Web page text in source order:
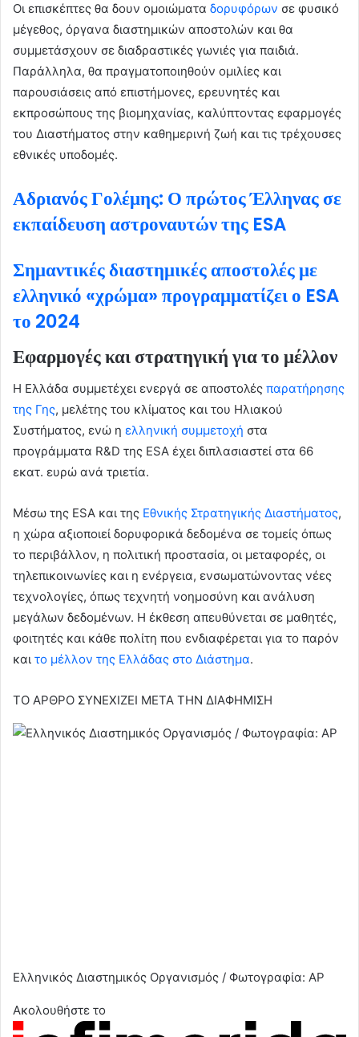
Οι επισκέπτες θα δουν ομοιώματα δορυφόρων σε φυσικό
μέγεθος, όργανα διαστημικών αποστολών και θα
συμμετάσχουν σε διαδραστικές γωνιές για παιδιά.
Παράλληλα, θα πραγματοποιηθούν ομιλίες και
παρουσιάσεις από επιστήμονες, ερευνητές και
εκπροσώπους της βιομηχανίας, καλύπτοντας εφαρμογές
του Διαστήματος στην καθημερινή ζωή και τις τρέχουσες
εθνικές υποδομές.
Αδριανός Γολέμης: Ο πρώτος Έλληνας σε
εκπαίδευση αστροναυτών της ESA
Σημαντικές διαστημικές αποστολές με
ελληνικό «χρώμα» προγραμματίζει ο ESA
το 2024
Εφαρμογές και στρατηγική για το μέλλον
Η Ελλάδα συμμετέχει ενεργά σε αποστολές παρατήρησης
της Γης, μελέτης του κλίματος και του Ηλιακού
Συστήματος, ενώ η ελληνική συμμετοχή στα
προγράμματα R&D της ESA έχει διπλασιαστεί στα 66
εκατ. ευρώ ανά τριετία.
Μέσω της ESA και της Εθνικής Στρατηγικής Διαστήματος,
η χώρα αξιοποιεί δορυφορικά δεδομένα σε τομείς όπως
το περιβάλλον, η πολιτική προστασία, οι μεταφορές, οι
τηλεπικοινωνίες και η ενέργεια, ενσωματώνοντας νέες
τεχνολογίες, όπως τεχνητή νοημοσύνη και ανάλυση
μεγάλων δεδομένων. Η έκθεση απευθύνεται σε μαθητές,
φοιτητές και κάθε πολίτη που ενδιαφέρεται για το παρόν
και το μέλλον της Ελλάδας στο Διάστημα.
ΤΟ ΑΡΘΡΟ ΣΥΝΕΧΙΖΕΙ ΜΕΤΑ ΤΗΝ ΔΙΑΦΗΜΙΣΗ
Ελληνικός Διαστημικός Οργανισμός / Φωτογραφία: AP
Ακολουθήστε το